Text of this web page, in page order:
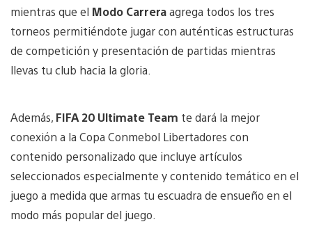
mientras que el Modo Carreraagrega todos los tres
torneos permitiéndote jugar con auténticas estructuras
de competición y presentación de partidas mientras
llevas tu club hacia la gloria.
Además, FIFA 20 Ultimate Team te dará la mejor
conexión a la Copa Conmebol Libertadores con
contenido personalizado que incluye artículos
seleccionados especialmente y contenido temático en el
juego a medida que armas tu escuadra de ensueño en el
modo más popular del juego.